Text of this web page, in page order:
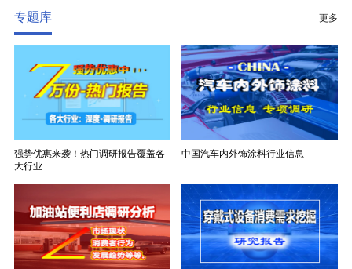
专题库 更多
强势优惠来袭！热门调研报告覆盖各
大行业
中国汽车内外饰涂料行业信息